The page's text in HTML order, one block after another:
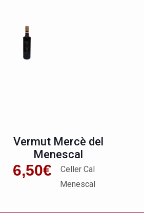
Vermut Mercè del
Menescal
6,50€
Celler Cal
Menescal